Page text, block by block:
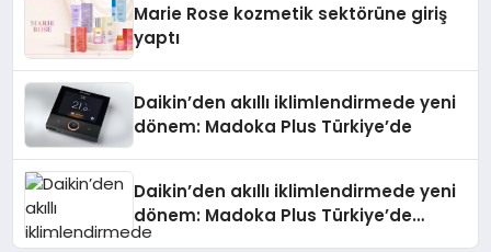
Marie Rose kozmetik sektörüne giriş
yaptı
Daikin’den akıllı iklimlendirmede yeni
dönem: Madoka Plus Türkiye’de
Daikin’den akıllı iklimlendirmede yeni
dönem: Madoka Plus Türkiye’de
Daikin’in kullanıcı dostu tasarımıyla